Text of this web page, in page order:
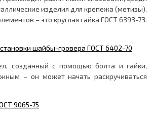
изделия для крепежа (метизы).
– это круглая гайка ГОСТ 6393-73.
шайбы-гровера ГОСТ 6402-70
созданный с помощью болта и гайки,
– он может начать раскручиваться
9065-75